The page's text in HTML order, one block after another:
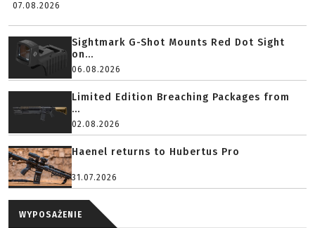
07.08.2026
Sightmark G-Shot Mounts Red Dot Sight
on...
06.08.2026
Limited Edition Breaching Packages from
...
02.08.2026
Haenel returns to Hubertus Pro
31.07.2026
WYPOSAŻENIE